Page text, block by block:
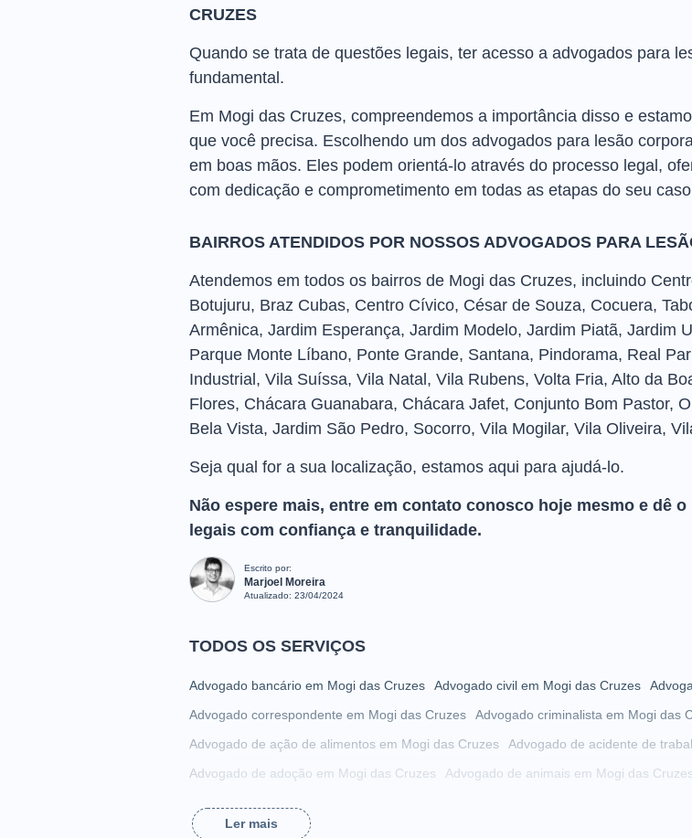
CRUZES
Quando se trata de questões legais, ter acesso a advogados para
fundamental.
Em Mogi das Cruzes, compreendemos a importância disso e
que você precisa. Escolhendo um dos advogados para lesão
em boas mãos. Eles podem orientá-lo através do processo legal,
com dedicação e comprometimento em todas as etapas do seu
BAIRROS ATENDIDOS POR NOSSOS ADVOGADOS PARA
Atendemos em todos os bairros de Mogi das Cruzes, incluindo
Botujuru, Braz Cubas, Centro Cívico, César de Souza, Cocuera,
Armênica, Jardim Esperança, Jardim Modelo, Jardim Piatã, Jardim
Parque Monte Líbano, Ponte Grande, Santana, Pindorama, Real
Industrial, Vila Suíssa, Vila Natal, Vila Rubens, Volta Fria, Alto da
Flores, Chácara Guanabara, Chácara Jafet, Conjunto Bom Pastor,
Bela Vista, Jardim São Pedro, Socorro, Vila Mogilar, Vila Oliveira,
Seja qual for a sua localização, estamos aqui para ajudá-lo.
Não espere mais, entre em contato conosco hoje mesmo e dê
legais com confiança e tranquilidade.
Escrito por:
Marjoel Moreira
Atualizado: 23/04/2024
TODOS OS SERVIÇOS
Advogado bancário em Mogi das Cruzes Advogado civil em Mogi das Cruzes
Advogado correspondente em Mogi das Cruzes
Advogado criminalista em Mogi das
Advogado de ação de alimentos em Mogi das Cruzes
Advogado de acidente de
Advogado de adoção em Mogi das Cruzes
Advogado de animais em Mogi das Cruzes
Advogado de busca e apreensão em Mogi das Cruzes
Ler mais